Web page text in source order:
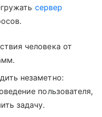
сервер
человека от
незаметно:
пользователя,
задачу.